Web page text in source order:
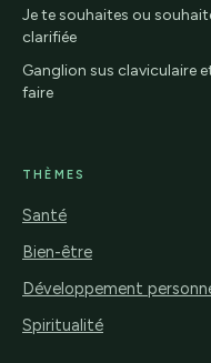
Je te souhaites ou
clarifiée
Ganglion sus claviculaire
faire
THÈMES
Santé
Bien-être
Développement
Spiritualité